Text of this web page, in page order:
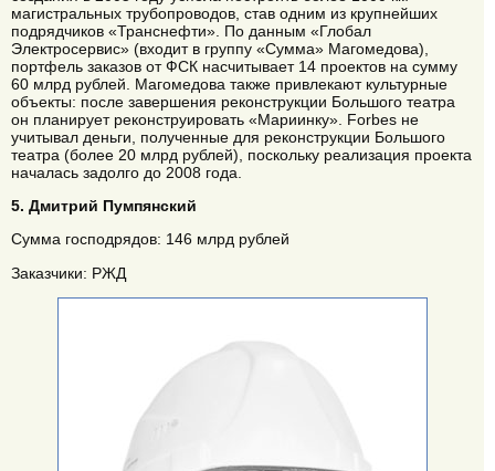
магистральных трубопроводов, став одним из крупнейших
подрядчиков «Транснефти». По данным «Глобал
Электросервис» (входит в группу «Сумма» Магомедова),
портфель заказов от ФСК насчитывает 14 проектов на сумму
60 млрд рублей. Магомедова также привлекают культурные
объекты: после завершения реконструкции Большого театра
он планирует реконструировать «Мариинку». Forbes не
учитывал деньги, полученные для реконструкции Большого
театра (более 20 млрд рублей), поскольку реализация проекта
началась задолго до 2008 года.
5. Дмитрий Пумпянский
Сумма господрядов: 146 млрд рублей
Заказчики: РЖД